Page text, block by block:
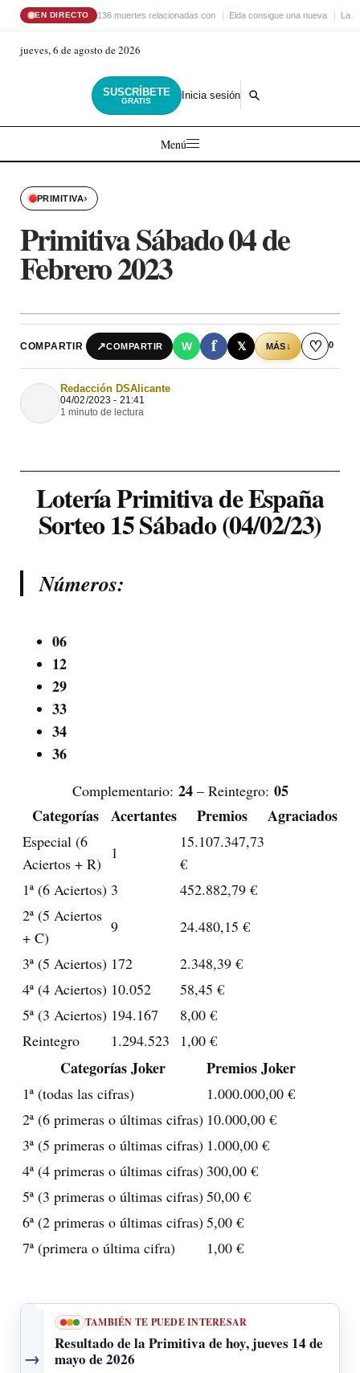
EN DIRECTO 136 muertes relacionadas con Elda consigue una nueva La
jueves, 6 de agosto de 2026
SUSCRÍBETE
GRATIS Inicia sesión
Menú
PRIMITIVA›
Primitiva Sábado 04 de
Febrero 2023
COMPARTIR ↗COMPARTIR W f 𝕏 MÁS↓ ♡ 0
Redacción DSAlicante
04/02/2023 - 21:41
1 minuto de lectura
Lotería Primitiva de España
Sorteo 15 Sábado (04/02/23)
Números:
06
12
29
33
34
36
Complementario: 24– Reintegro: 05
Categorías Acertantes Premios Agraciados
Especial (6
Aciertos + R)
1
15.107.347,73
€
1ª (6 Aciertos) 3
452.882,79 €
2ª (5 Aciertos
+ C)
9
24.480,15 €
3ª (5 Aciertos) 172
2.348,39 €
4ª (4 Aciertos) 10.052
58,45 €
5ª (3 Aciertos) 194.167
8,00 €
Reintegro
1.294.523 1,00 €
Categorías Joker Premios Joker
1ª (todas las cifras)
1.000.000,00 €
2ª (6 primeras o últimas cifras) 10.000,00 €
3ª (5 primeras o últimas cifras) 1.000,00 €
4ª (4 primeras o últimas cifras) 300,00 €
5ª (3 primeras o últimas cifras) 50,00 €
6ª (2 primeras o últimas cifras) 5,00 €
7ª (primera o última cifra)
1,00 €
→
TAMBIÉN TE PUEDE INTERESAR
Resultado de la Primitiva de hoy, jueves 14 de
mayo de 2026